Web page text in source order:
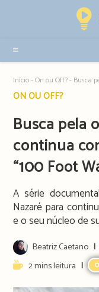
sidebar
Início-On ou Off?- Busca
Post
ON OU OFF?
Busca pela
continua
“100 Foot
A série
Nazaré para
e o seu núcleo de
Post
author:
Beatriz Caetano
Reading2 mins leitura